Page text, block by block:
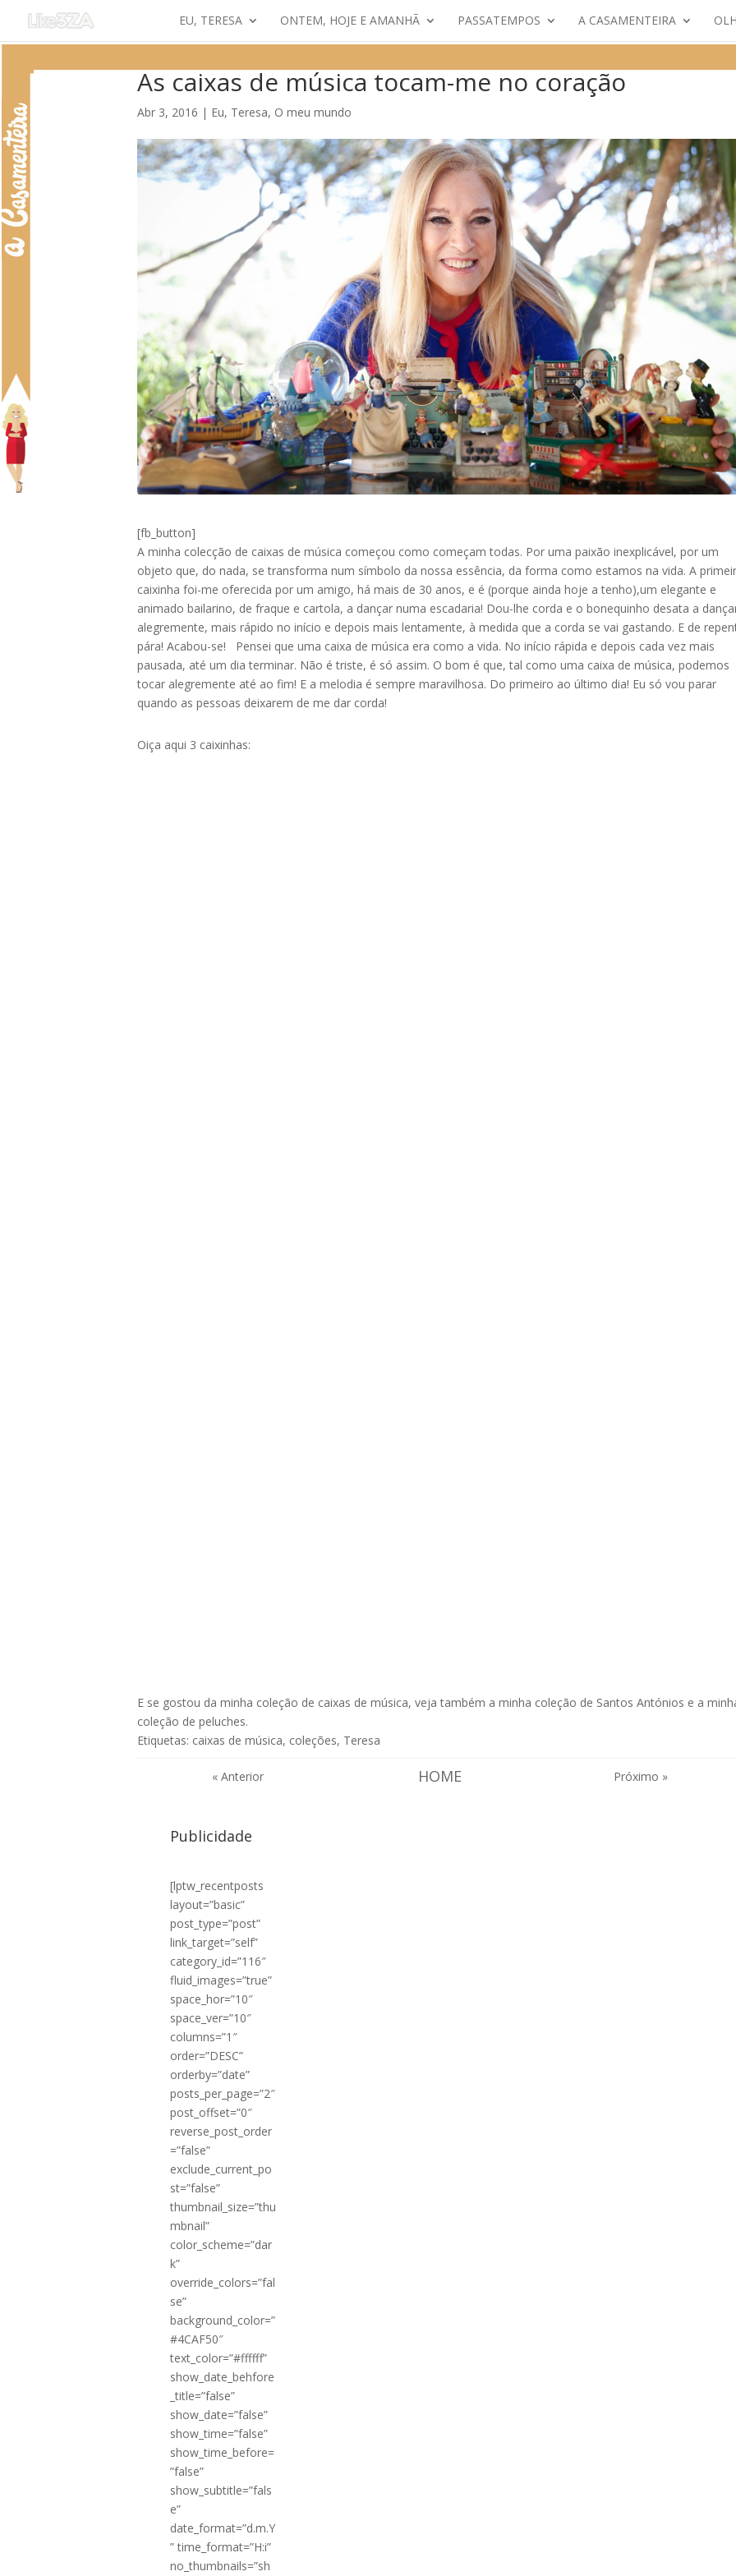
EU, TERESA ONTEM, HOJE E AMANHÃ PASSATEMPOS A CASAMENTEIRA
As caixas de música tocam-me no coração
Abr 3, 2016 | Eu, Teresa, O meu mundo
[fb_button]
A minha colecção de caixas de música começou como começam todas. Por uma paixão inexplicável, por um
objeto que, do nada, se transforma num símbolo da nossa essência, da forma como estamos na vida. A
caixinha foi-me oferecida por um amigo, há mais de 30 anos, e é (porque ainda hoje a tenho),um elegante e
animado bailarino, de fraque e cartola, a dançar numa escadaria! Dou-lhe corda e o bonequinho desata a
alegremente, mais rápido no início e depois mais lentamente, à medida que a corda se vai gastando. E de
pára! Acabou-se! Pensei que uma caixa de música era como a vida. No início rápida e depois cada vez mais
pausada, até um dia terminar. Não é triste, é só assim. O bom é que, tal como uma caixa de música, podemos
tocar alegremente até ao fim! E a melodia é sempre maravilhosa. Do primeiro ao último dia! Eu só vou parar
quando as pessoas deixarem de me dar corda!
Oiça aqui 3 caixinhas:
E se gostou da minha coleção de caixas de música, veja também a minha coleção de Santos Antónios e a
coleção de peluches.
Etiquetas: caixas de música, coleções, Teresa
« Anterior HOME Próximo »
Publicidade
[lptw_recentposts
layout=”basic”
post_type=”post”
link_target=”self”
category_id=”116″
fluid_images=”true”
space_hor=”10″
space_ver=”10″
columns=”1″
order=”DESC”
orderby=”date”
posts_per_page=”2″
post_offset=”0″
reverse_post_order
=”false”
exclude_current_po
st=”false”
thumbnail_size=”thu
mbnail”
color_scheme=”dar
k”
override_colors=”fal
se”
background_color=”
#4CAF50″
text_color=”#ffffff”
show_date_behfore
_title=”false”
show_date=”false”
show_time=”false”
show_time_before=
”false”
show_subtitle=”fals
e”
date_format=”d.m.Y
” time_format=”H:i”
no_thumbnails=”sh